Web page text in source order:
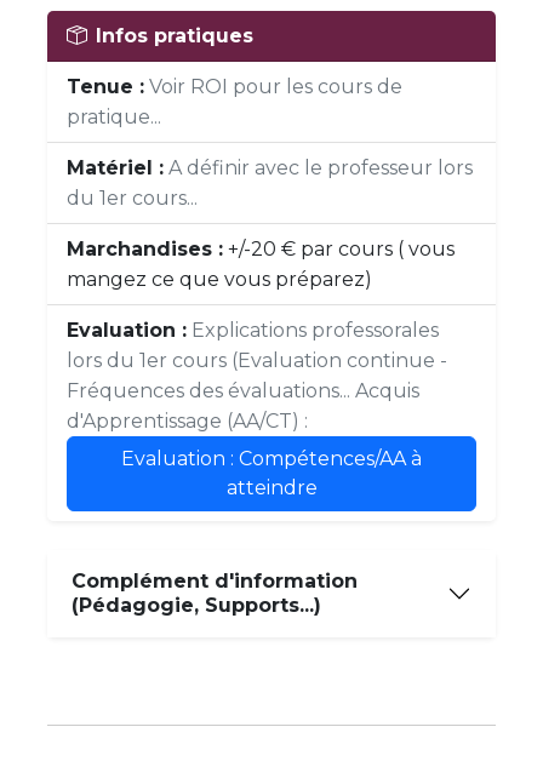
Infos pratiques
Tenue : Voir ROI pour les cours de
pratique...
Matériel : A définir avec le professeur lors
du 1er cours...
Marchandises : +/-20 € par cours ( vous
mangez ce que vous préparez)
Evaluation : Explications professorales
lors du 1er cours (Evaluation continue -
Fréquences des évaluations... Acquis
d'Apprentissage (AA/CT) :
Evaluation : Compétences/AA à
atteindre
Complément d'information
(Pédagogie, Supports...)